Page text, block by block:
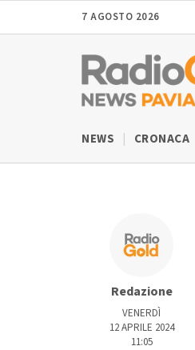
7 AGOSTO 2026
NEWS CRONACA
Redazione
VENERDÌ
12 APRILE 2024
11:05